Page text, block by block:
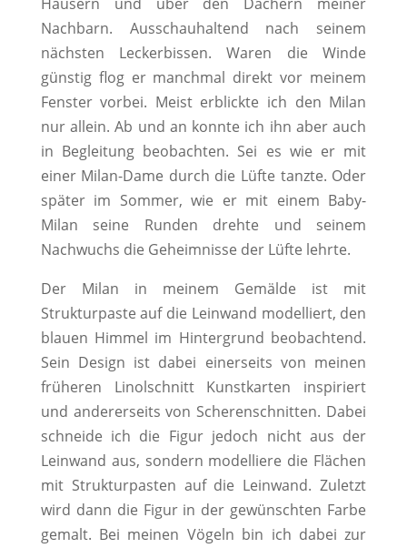
Nachbarn. Ausschauhaltend nach seinem
nächsten Leckerbissen. Waren die Winde
günstig flog er manchmal direkt vor meinem
Fenster vorbei. Meist erblickte ich den Milan
nur allein. Ab und an konnte ich ihn aber auch
in Begleitung beobachten. Sei es wie er mit
einer Milan-Dame durch die Lüfte tanzte. Oder
später im Sommer, wie er mit einem Baby-
Milan seine Runden drehte und seinem
Nachwuchs die Geheimnisse der Lüfte lehrte.
Der Milan in meinem Gemälde ist mit
Strukturpaste auf die Leinwand modelliert, den
blauen Himmel im Hintergrund beobachtend.
Sein Design ist dabei einerseits von meinen
früheren Linolschnitt Kunstkarten inspiriert
und andererseits von Scherenschnitten. Dabei
schneide ich die Figur jedoch nicht aus der
Leinwand aus, sondern modelliere die Flächen
mit Strukturpasten auf die Leinwand. Zuletzt
wird dann die Figur in der gewünschten Farbe
gemalt. Bei meinen Vögeln bin ich dabei zur